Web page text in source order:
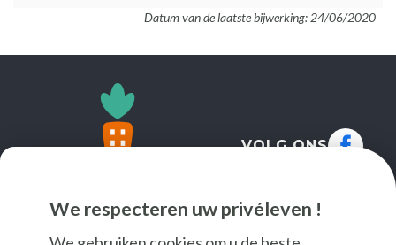
We respecteren uw privéleven !
Datum van de laatste bijwerking: 24/06/2020
VOLG ONS